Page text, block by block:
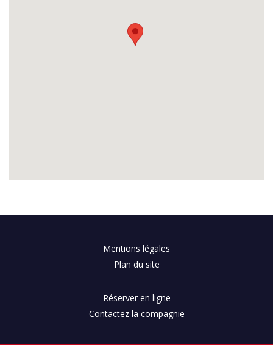
Mentions légales
Plan du site
Réserver en ligne
Contactez la compagnie